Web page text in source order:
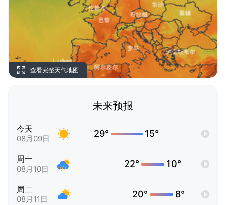
查看完整天气地图
未来预报
今天
08月09日 29° 15°
周一
08月10日 22° 10°
周二
08月11日 20° 8°